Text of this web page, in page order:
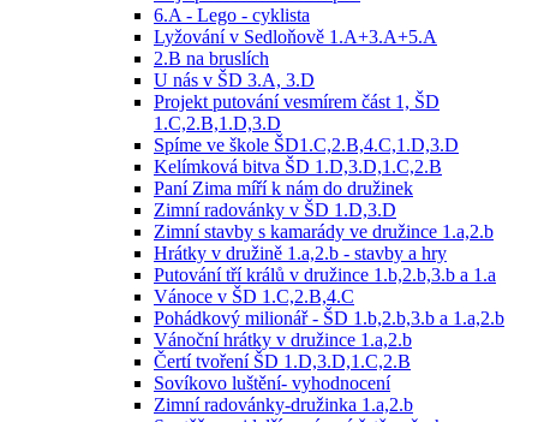
6.A - Lego - cyklista
Lyžování v Sedloňově 1.A+3.A+5.A
2.B na bruslích
U nás v ŠD 3.A, 3.D
Projekt putování vesmírem část 1, ŠD
1.C,2.B,1.D,3.D
Spíme ve škole ŠD1.C,2.B,4.C,1.D,3.D
Kelímková bitva ŠD 1.D,3.D,1.C,2.B
Paní Zima míří k nám do družinek
Zimní radovánky v ŠD 1.D,3.D
Zimní stavby s kamarády ve družince 1.a,2.b
Hrátky v družině 1.a,2.b - stavby a hry
Putování tří králů v družince 1.b,2.b,3.b a 1.a
Vánoce v ŠD 1.C,2.B,4.C
Pohádkový milionář - ŠD 1.b,2.b,3.b a 1.a,2.b
Vánoční hrátky v družince 1.a,2.b
Čertí tvoření ŠD 1.D,3.D,1.C,2.B
Sovíkovo luštění- vyhodnocení
Zimní radovánky-družinka 1.a,2.b